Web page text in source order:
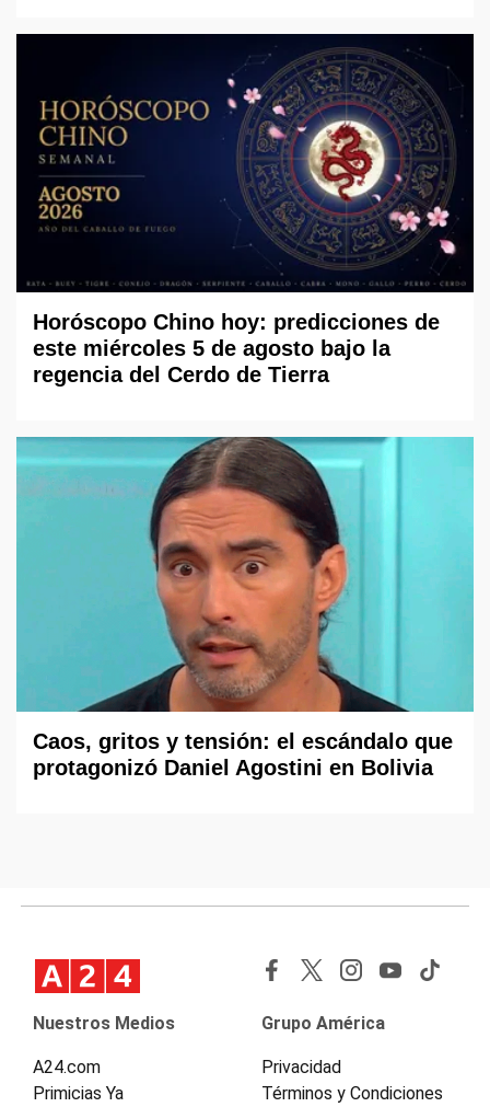
Horóscopo Chino hoy: predicciones de
este miércoles 5 de agosto bajo la
regencia del Cerdo de Tierra
Caos, gritos y tensión: el escándalo que
protagonizó Daniel Agostini en Bolivia
Nuestros Medios
A24.com
Primicias Ya
Grupo América
Privacidad
Términos y Condiciones